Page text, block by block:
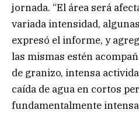
jornada. “El área será
variada intensidad,
expresó el informe, y
las mismas estén
de granizo, intensa
caída de agua en cortos
fundamentalmente